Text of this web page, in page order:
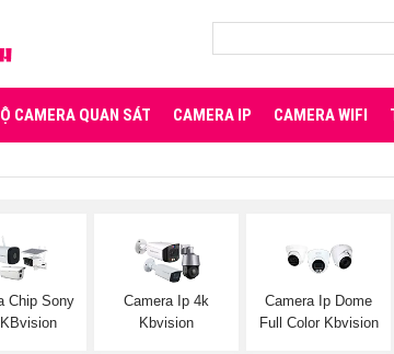
CAMERA QUAN SÁT CAMERA IP CAMERA WIFI
Chip Sony
Camera Ip 4k
Kbvision
Camera Ip Dome
Full Color Kbvision